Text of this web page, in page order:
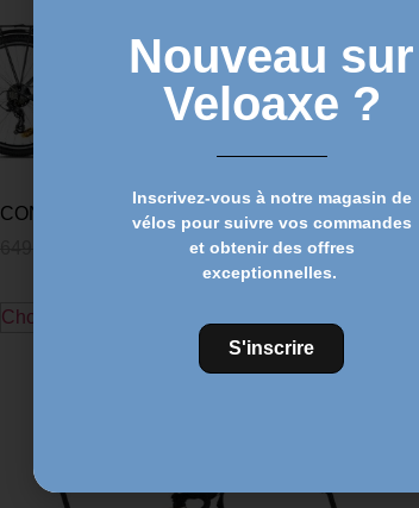
CONOR MALIBU – GRAY
Choix des options
Rétroviseur droit
19,99€ 15,99
Ajouter au panier
Nouveau sur
Veloaxe ?
Inscrivez-vous à notre magasin de
vélos pour suivre vos commandes
et obtenir des offres
exceptionnelles.
S'inscrire